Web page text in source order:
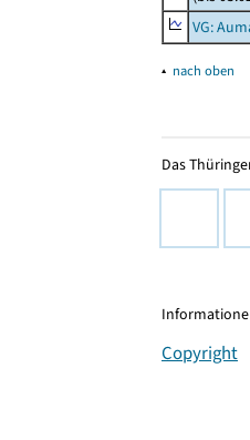
VG:
▴ nach oben
Das
Copyright